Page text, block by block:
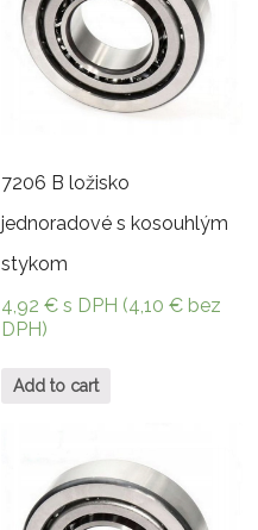
7206 B ložisko
jednoradové s kosouhlým
stykom
4,92€ s DPH (4,10€ bez
DPH)
Add to cart